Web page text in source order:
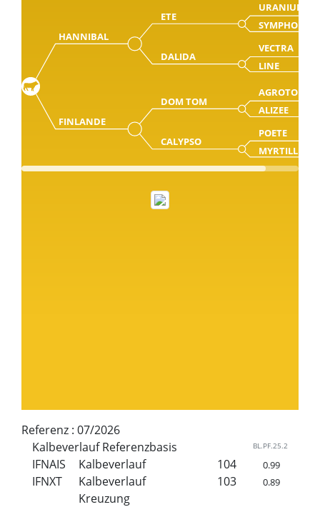
HANNIBAL
ETE
URANIUM
SYMPHONIE
DALIDA
VECTRA
LINE
FINLANDE
DOM TOM
AGROTON
ALIZEE
CALYPSO
POETE
MYRTILLE
Referenz : 07/2026
Kalbeverlauf Referenzbasis
BL.PF.25.2
IFNAIS Kalbeverlauf 104 0.99
IFNXT
Kalbeverlauf
Kreuzung
103 0.89